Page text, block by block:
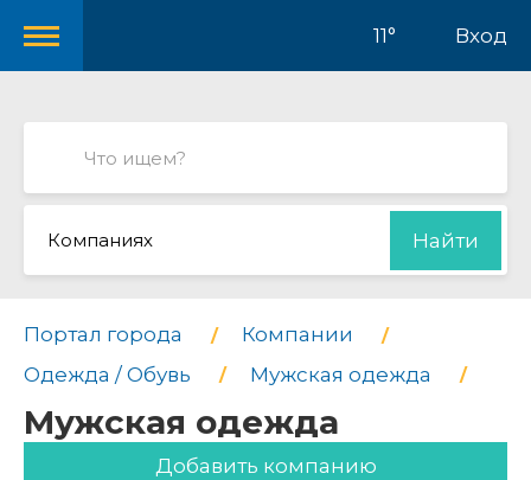
11° Вход
Компаниях Найти
Портал города
Компании
Одежда / Обувь
Мужская одежда
Мужская одежда
Добавить компанию